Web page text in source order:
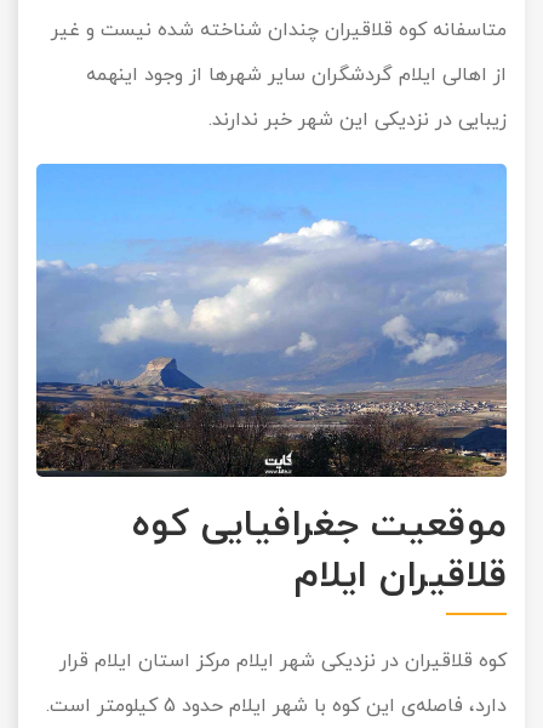
متاسفانه کوه قلاقیران چندان شناخته شده نیست و غیر
از اهالی ایلام گردشگران سایر شهرها از وجود اینهمه
زیبایی در نزدیکی این شهر خبر ندارند.
موقعیت جغرافیایی کوه
قلاقیران ایلام
کوه قلاقیران در نزدیکی شهر ایلام مرکز استان ایلام قرار
دارد، فاصله‌ی این کوه با شهر ایلام حدود 5 کیلومتر است.